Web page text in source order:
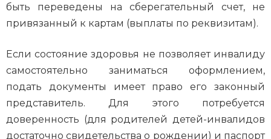
быть переведены на сберегательный счет, не
привязанный к картам (выплаты по реквизитам).
Если состояние здоровья не позволяет инвалиду
самостоятельно заниматься оформлением,
подать документы имеет право его законный
представитель. Для этого потребуется
доверенность (для родителей детей-инвалидов
достаточно свидетельства о рождении) и паспорт